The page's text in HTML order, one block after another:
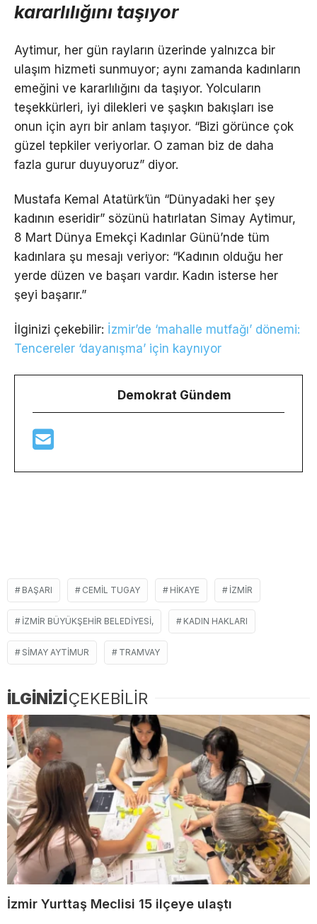
kararlılığını taşıyor
Aytimur, her gün rayların üzerinde yalnızca bir
ulaşım hizmeti sunmuyor; aynı zamanda kadınların
emeğini ve kararlılığını da taşıyor. Yolcuların
teşekkürleri, iyi dilekleri ve şaşkın bakışları ise
onun için ayrı bir anlam taşıyor. “Bizi görünce çok
güzel tepkiler veriyorlar. O zaman biz de daha
fazla gurur duyuyoruz” diyor.
Mustafa Kemal Atatürk’ün “Dünyadaki her şey
kadının eseridir” sözünü hatırlatan Simay Aytimur,
8 Mart Dünya Emekçi Kadınlar Günü’nde tüm
kadınlara şu mesajı veriyor: “Kadının olduğu her
yerde düzen ve başarı vardır. Kadın isterse her
şeyi başarır.”
İlginizi çekebilir: İzmir’de ‘mahalle mutfağı’ dönemi:
Tencereler ‘dayanışma’ için kaynıyor
Demokrat Gündem
BAŞARI CEMIL TUGAY HIKAYE İZMIR
İZMIR BÜYÜKŞEHIR BELEDIYESI, KADIN HAKLARI
SIMAY AYTIMUR TRAMVAY
İLGİNİZİÇEKEBİLİR
İzmir Yurttaş Meclisi 15 ilçeye ulaştı